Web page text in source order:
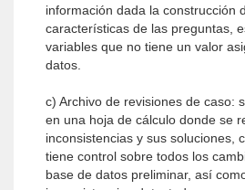
información dada la construcción
características de las preguntas,
variables que no tiene un valor
datos.
c) Archivo de revisiones de caso:
en una hoja de cálculo donde se
inconsistencias y sus soluciones,
tiene control sobre todos los
base de datos preliminar, así